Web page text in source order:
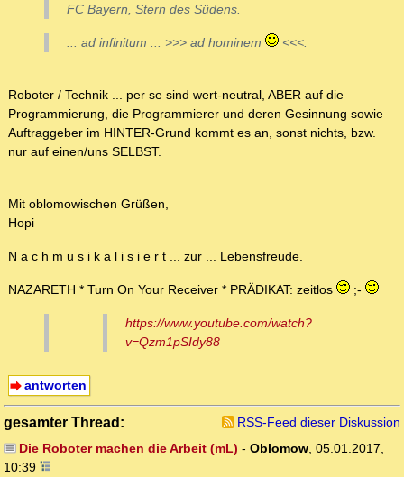
FC Bayern, Stern des Südens.
... ad infinitum ... >>> ad hominem <<<.
Roboter / Technik ... per se sind wert-neutral, ABER auf die
Programmierung, die Programmierer und deren Gesinnung sowie
Auftraggeber im HINTER-Grund kommt es an, sonst nichts, bzw.
nur auf einen/uns SELBST.
Mit oblomowischen Grüßen,
Hopi
N a c h m u s i k a l i s i e r t ... zur ... Lebensfreude.
NAZARETH * Turn On Your Receiver * PRÄDIKAT: zeitlos ;-
https://www.youtube.com/watch?
v=Qzm1pSIdy88
antworten
gesamter Thread:
RSS-Feed dieser Diskussion
Die Roboter machen die Arbeit (mL) - Oblomow, 05.01.2017,
10:39